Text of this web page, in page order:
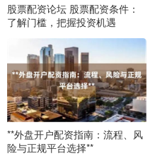
股票配资论坛 股票配资条件：
了解门槛，把握投资机遇
**外盘开户配资指南：流程、风
险与正规平台选择**